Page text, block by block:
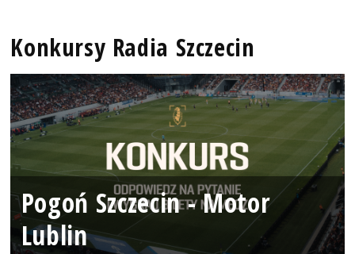
Konkursy Radia Szczecin
Pogoń Szczecin - Motor
Lublin